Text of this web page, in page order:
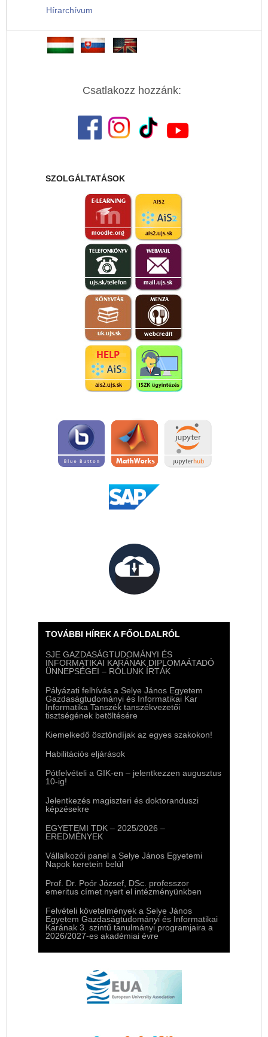
Hírarchívum
Csatlakozz hozzánk:
SZOLGÁLTATÁSOK
TOVÁBBI HÍREK A FŐOLDALRÓL
SJE GAZDASÁGTUDOMÁNYI ÉS
INFORMATIKAI KARÁNAK DIPLOMAÁTADÓ
ÜNNEPSÉGEI – RÓLUNK ÍRTÁK
Pályázati felhívás a Selye János Egyetem
Gazdaságtudományi és Informatikai Kar
Informatika Tanszék tanszékvezetői
tisztségének betöltésére
Kiemelkedő ösztöndíjak az egyes szakokon!
Habilitációs eljárások
Pótfelvételi a GIK-en – jelentkezzen augusztus
10-ig!
Jelentkezés magiszteri és doktoranduszi
képzésekre
EGYETEMI TDK – 2025/2026 –
EREDMÉNYEK
Vállalkozói panel a Selye János Egyetemi
Napok keretein belül
Prof. Dr. Poór József, DSc. professzor
emeritus címet nyert el intézményünkben
Felvételi követelmények a Selye János
Egyetem Gazdaságtudományi és Informatikai
Karának 3. szintű tanulmányi programjaira a
2026/2027-es akadémiai évre